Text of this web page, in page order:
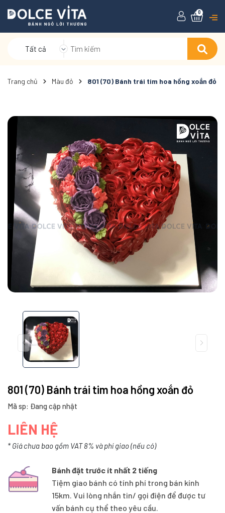
Tất cả
0
Trang chủ Màu đỏ 801 (70) Bánh trái tim hoa hồng xoắn đỏ
801 (70) Bánh trái tim hoa hồng xoắn đỏ
Mã sp: Đang cập nhật
LIÊN HỆ
* Giá chưa bao gồm VAT 8% và phí giao (nếu có)
Bánh đặt trước ít nhất 2 tiếng
Tiệm giao bánh có tính phí trong bán kính
15km. Vui lòng nhắn tin/ gọi điện để được tư
vấn bánh cụ thể theo yêu cầu.